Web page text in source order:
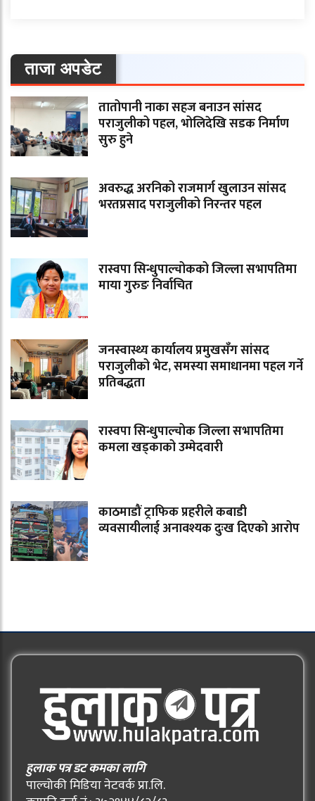
ताजा अपडेट
तातोपानी नाका सहज बनाउन सांसद
पराजुलीको पहल, भोलिदेखि सडक निर्माण
सुरु हुने
अवरुद्ध अरनिको राजमार्ग खुलाउन सांसद
भरतप्रसाद पराजुलीको निरन्तर पहल
रास्वपा सिन्धुपाल्चोकको जिल्ला सभापतिमा
माया गुरुङ निर्वाचित
जनस्वास्थ्य कार्यालय प्रमुखसँग सांसद
पराजुलीको भेट, समस्या समाधानमा पहल गर्ने
प्रतिबद्धता
रास्वपा सिन्धुपाल्चोक जिल्ला सभापतिमा
कमला खड्काको उम्मेदवारी
काठमाडौं ट्राफिक प्रहरीले कबाडी
व्यवसायीलाई अनावश्यक दुःख दिएको आरोप
हुलाक पत्र डट कमका लागि
पाल्चोकी मिडिया नेटवर्क प्रा.लि.